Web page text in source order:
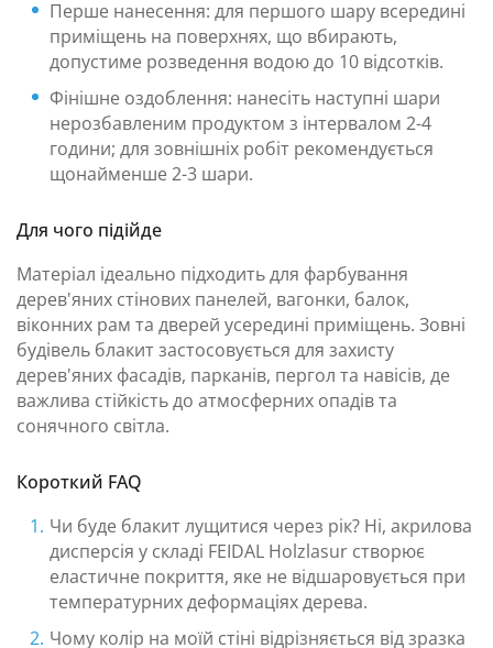
Перше нанесення: для першого шару всередині
приміщень на поверхнях, що вбирають,
допустиме розведення водою до 10 відсотків.
Фінішне оздоблення: нанесіть наступні шари
нерозбавленим продуктом з інтервалом 2-4
години; для зовнішніх робіт рекомендується
щонайменше 2-3 шари.
Для чого підійде
Матеріал ідеально підходить для фарбування
дерев'яних стінових панелей, вагонки, балок,
віконних рам та дверей усередині приміщень. Зовні
будівель блакит застосовується для захисту
дерев'яних фасадів, парканів, пергол та навісів, де
важлива стійкість до атмосферних опадів та
сонячного світла.
Короткий FAQ
Чи буде блакит лущитися через рік? Ні, акрилова
дисперсія у складі FEIDAL Holzlasur створює
еластичне покриття, яке не відшаровується при
температурних деформаціях дерева.
Чому колір на моїй стіні відрізняється від зразка